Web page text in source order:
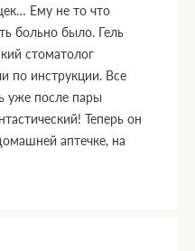
Ему не то что
больно было. Гель
стоматолог
по инструкции. Все
уже после пары
Теперь он
аптечке, на